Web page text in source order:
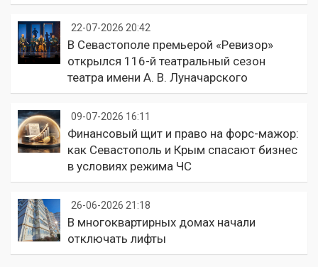
22-07-2026 20:42
В Севастополе премьерой «Ревизор»
открылся 116-й театральный сезон
театра имени А. В. Луначарского
09-07-2026 16:11
Финансовый щит и право на форс-мажор:
как Севастополь и Крым спасают бизнес
в условиях режима ЧС
26-06-2026 21:18
В многоквартирных домах начали
отключать лифты